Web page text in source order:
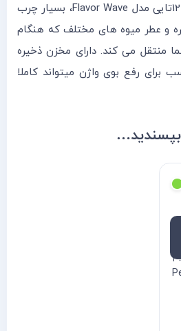
خرید کاندوم ایکس دریم 12تایی مدل Flavor Wave، بسیار چرب
و عطر میوه های مختلف که هنگام
منتقل می کند. دارای مخزن ذخیره
برای رفع بوی واژن میتواند کاملا